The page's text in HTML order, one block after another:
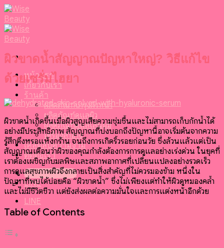
Skip
to
content
หน้าแรก
เกี่ยวกับเรา
ร้านค้า
ผลิตภัณฑ์บำรุงผิวหน้า
ผลิตภัณฑ์ดูแลผิว
ผลิตภัณฑ์ดูแลเส้นผม
เครื่องสำอาง
เคล็ดลับความงาม
ติดต่อเรา
099-095-6416
LINE
LINE
ผิวขาดน้ำสัญญาณปัญหาใหญ่? วิธีแก้ไข
ด้วยเซรั่มไฮยา
ผิวขาดน้ำเกิดขึ้นเมื่อผิวสูญเสียความชุ่มชื้นและไม่สามารถเก็บกักน้ำได้
อย่างมีประสิทธิภาพ สัญญาณที่บ่งบอกถึงปัญหานี้อาจเริ่มต้นจากความ
รู้สึกตึงหรือแห้งกร้าน จนถึงการเกิดริ้วรอยก่อนวัย ซึ่งล้วนแล้วแต่เป็น
สัญญาณเตือนว่าผิวของคุณกำลังต้องการการดูแลอย่างเร่งด่วน ในยุคที่
เราต้องเผชิญกับมลพิษและสภาพอากาศที่เปลี่ยนแปลงอย่างรวดเร็ว
การดูแลสุขภาพผิวจึงกลายเป็นสิ่งสำคัญที่ไม่ควรมองข้าม หนึ่งใน
ปัญหาที่พบได้บ่อยคือ “ผิวขาดน้ำ” ซึ่งไม่เพียงแต่ทำให้ผิวดูหมองคล้ำ
และไม่มีชีวิตชีวา แต่ยังส่งผลต่อความมั่นใจและการแต่งหน้าอีกด้วย
Table of Contents